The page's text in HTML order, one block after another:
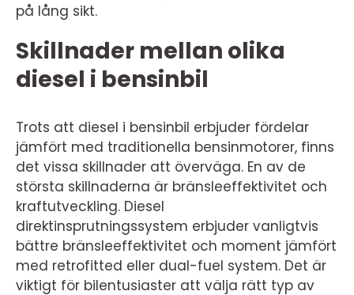
på lång sikt.
Skillnader mellan olika
diesel i bensinbil
Trots att diesel i bensinbil erbjuder fördelar
jämfört med traditionella bensinmotorer, finns
det vissa skillnader att överväga. En av de
största skillnaderna är bränsleeffektivitet och
kraftutveckling. Diesel
direktinsprutningssystem erbjuder vanligtvis
bättre bränsleeffektivitet och moment jämfört
med retrofitted eller dual-fuel system. Det är
viktigt för bilentusiaster att välja rätt typ av